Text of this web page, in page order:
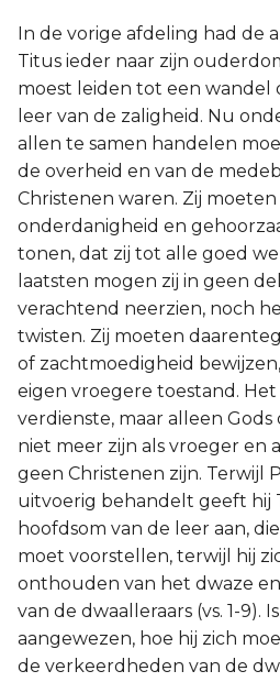
Prediker
Joël
Jona
Hábakuk
In de vorige afdeling had de
Titus ieder naar zijn
moest leiden tot een wandel
leer van de zaligheid. Nu
allen te samen handelen
de overheid en van de
Christenen waren. Zij
onderdanigheid en
tonen, dat zij tot alle goed
laatsten mogen zij in geen
verachtend neerzien, noch
twisten. Zij moeten
of zachtmoedigheid
eigen vroegere toestand.
verdienste, maar alleen
niet meer zijn als vroeger en
geen Christenen zijn. Terwijl
uitvoerig behandelt geeft hij
hoofdsom van de leer aan,
moet voorstellen, terwijl hij
onthouden van het dwaze
van de dwaalleraars (vs. 1-9).
aangewezen, hoe hij zich
de verkeerdheden van de